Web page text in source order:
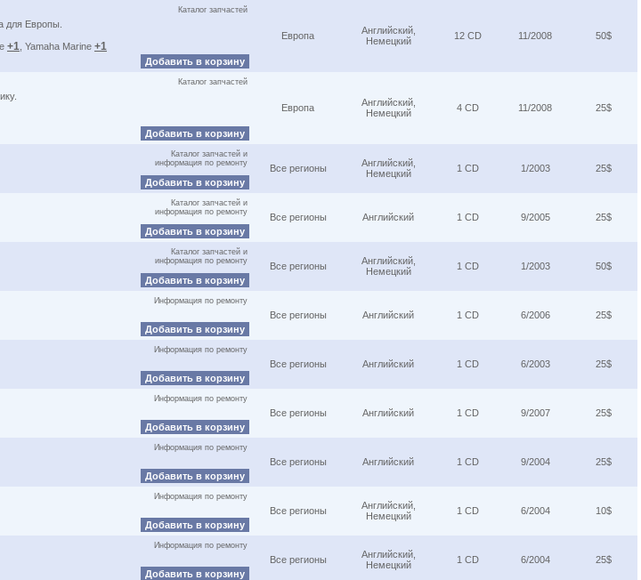
для Европы.
+1 , Yamaha Marine +1
Каталог запчастей
Добавить в корзину
Европа
Английский,
Немецкий
12 CD 11/2008 50$
Каталог запчастей
Добавить в корзину
Европа
Английский,
Немецкий
4 CD 11/2008 25$
Каталог запчастей и
информация по ремонту
Добавить в корзину
Все регионы
Английский,
Немецкий
1 CD 1/2003 25$
Каталог запчастей и
информация по ремонту
Добавить в корзину
Все регионы Английский 1 CD 9/2005 25$
Каталог запчастей и
информация по ремонту
Добавить в корзину
Все регионы
Английский,
Немецкий
1 CD 1/2003 50$
Информация по ремонту
Добавить в корзину
Все регионы Английский 1 CD 6/2006 25$
Информация по ремонту
Добавить в корзину
Все регионы Английский 1 CD 6/2003 25$
Информация по ремонту
Добавить в корзину
Все регионы Английский 1 CD 9/2007 25$
Информация по ремонту
Добавить в корзину
Все регионы Английский 1 CD 9/2004 25$
Информация по ремонту
Добавить в корзину
Все регионы
Английский,
Немецкий
1 CD 6/2004 10$
Информация по ремонту
Добавить в корзину
Все регионы
Английский,
Немецкий
1 CD 6/2004 25$